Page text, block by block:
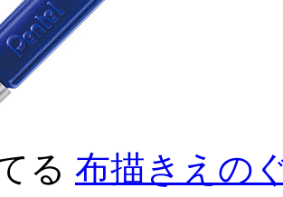
る 布描きえの